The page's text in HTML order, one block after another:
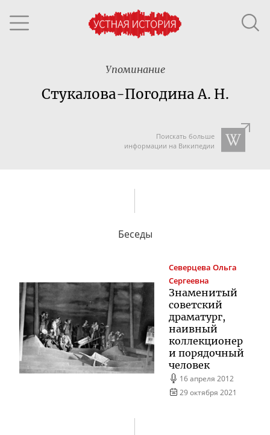
Упоминание
Стукалова-Погодина А. Н.
Поискать больше
информации на Википедии
Беседы
Северцева Ольга
Сергеевна
Знаменитый
советский
драматург,
наивный
коллекционер
и порядочный
человек
16 апреля 2012
29 октября 2021